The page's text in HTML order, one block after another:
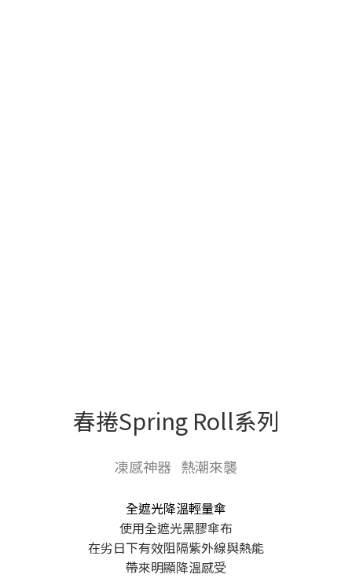
春捲Spring Roll系列
凍感神器 熱潮來襲
全遮光降溫輕量傘
使用全遮光黑膠傘布
在劣日下有效阻隔紫外線與熱能
帶來明顯降溫感受